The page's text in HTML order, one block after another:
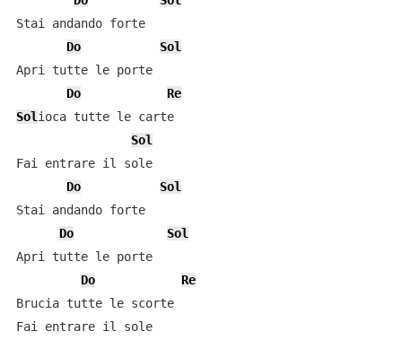
Stai andando forte
Do
Sol
Apri tutte le porte
Do
Re
Solioca tutte le carte
Sol
Fai entrare il sole
Do
Sol
Stai andando forte
Do
Sol
Apri tutte le porte
Do
Re
Brucia tutte le scorte
Fai entrare il sole